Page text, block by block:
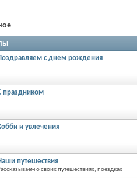
с днем рождения
праздником
и увлечения
путешествия
о своих путешествиях, поездках